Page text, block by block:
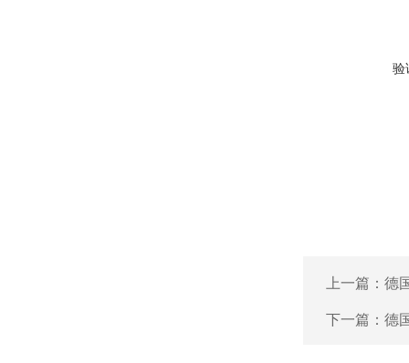
验
上一篇： 德
下一篇： 德